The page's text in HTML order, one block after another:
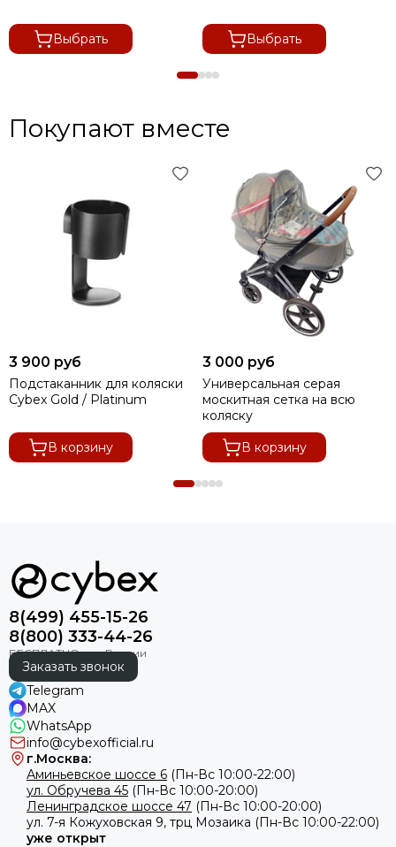
Выбрать Выбрать
Покупают вместе
3 900 руб
Подстаканник для коляски
Cybex Gold / Platinum
В корзину
3 000 руб
Универсальная серая
москитная сетка на всю
коляску
В корзину
8(499) 455-15-26
8(800) 333-44-26
Заказать звонок
Telegram
MAX
WhatsApp
info@cybexofficial.ru
г.Москва:
Аминьевское шоссе 6 (Пн-Вс 10:00-22:00)
ул. Обручева 45 (Пн-Вс 10:00-20:00)
Ленинградское шоссе 47 (Пн-Вс 10:00-20:00)
ул. 7-я Кожуховская 9, трц Мозаика (Пн-Вс 10:00-22:00)
уже открыт